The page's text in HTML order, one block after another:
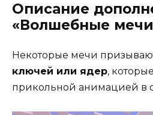
Описание
«Волшебные
Некоторые мечи
ключей или ядер,
прикольной анимацией в